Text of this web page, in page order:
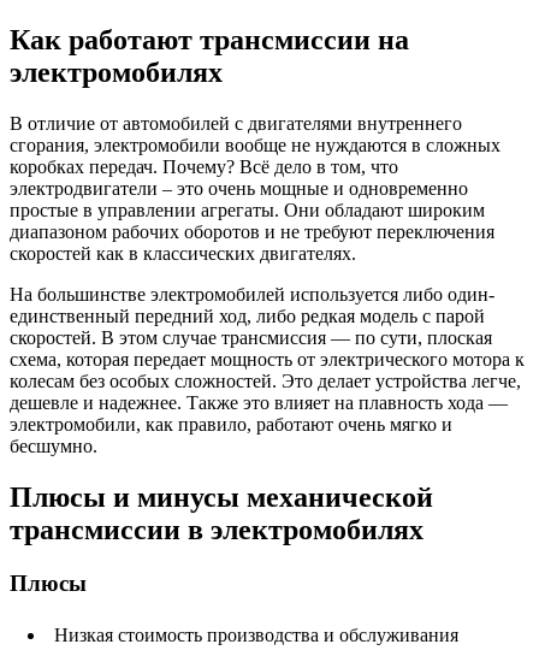
Как работают трансмиссии на
электромобилях
В отличие от автомобилей с двигателями внутреннего
сгорания, электромобили вообще не нуждаются в сложных
коробках передач. Почему? Всё дело в том, что
электродвигатели – это очень мощные и одновременно
простые в управлении агрегаты. Они обладают широким
диапазоном рабочих оборотов и не требуют переключения
скоростей как в классических двигателях.
На большинстве электромобилей используется либо один-
единственный передний ход, либо редкая модель с парой
скоростей. В этом случае трансмиссия — по сути, плоская
схема, которая передает мощность от электрического мотора к
колесам без особых сложностей. Это делает устройства легче,
дешевле и надежнее. Также это влияет на плавность хода —
электромобили, как правило, работают очень мягко и
бесшумно.
Плюсы и минусы механической
трансмиссии в электромобилях
Плюсы
Низкая стоимость производства и обслуживания